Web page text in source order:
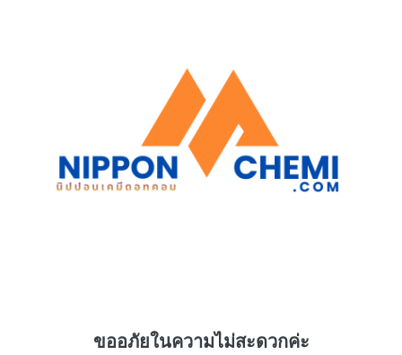
ขออภัยในความไม่สะดวกค่ะ